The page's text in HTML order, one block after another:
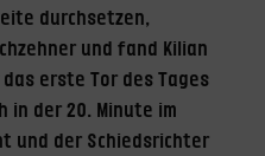
durchsetzen,
und fand Kilian
erste Tor des Tages
in der 20. Minute im
und der Schiedsrichter